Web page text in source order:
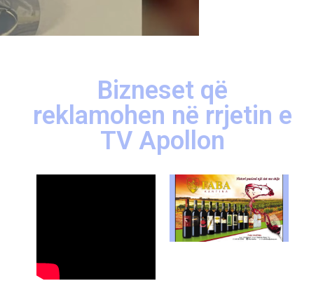
Bizneset që
reklamohen në rrjetin e
TV Apollon